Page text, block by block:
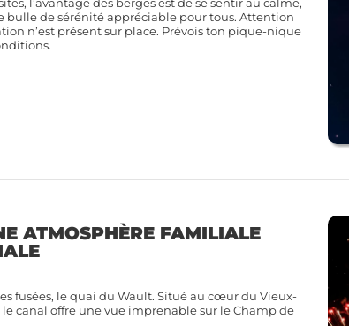
bulle de sérénité appréciable pour tous. Attention
n’est présent sur place. Prévois ton pique-nique
ATMOSPHÈRE FAMILIALE
fusées, le quai du Wault. Situé au cœur du Vieux-
canal offre une vue imprenable sur le Champ de